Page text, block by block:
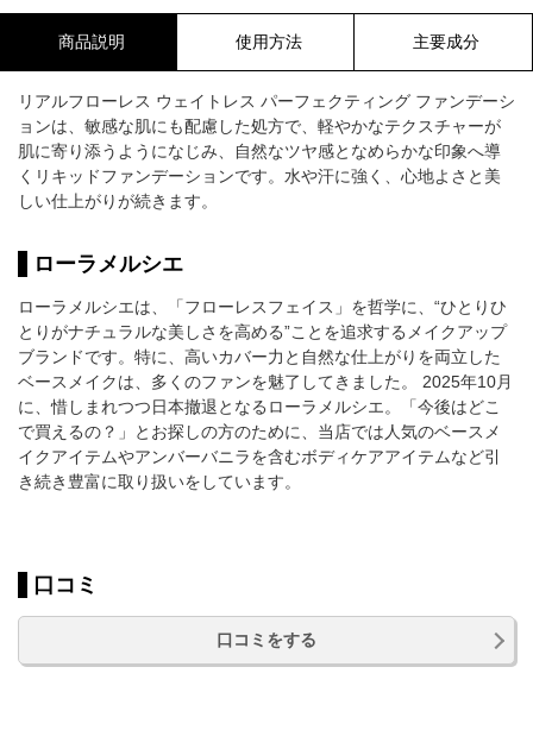
商品説明 使用方法 主要成分
リアルフローレス ウェイトレス パーフェクティング ファンデーシ
ョンは、敏感な肌にも配慮した処方で、軽やかなテクスチャーが
肌に寄り添うようになじみ、自然なツヤ感となめらかな印象へ導
くリキッドファンデーションです。水や汗に強く、心地よさと美
しい仕上がりが続きます。
ローラメルシエ
ローラメルシエは、「フローレスフェイス」を哲学に、“ひとりひ
とりがナチュラルな美しさを高める”ことを追求するメイクアップ
ブランドです。特に、高いカバー力と自然な仕上がりを両立した
ベースメイクは、多くのファンを魅了してきました。 2025年10月
に、惜しまれつつ日本撤退となるローラメルシエ。「今後はどこ
で買えるの？」とお探しの方のために、当店では人気のベースメ
イクアイテムやアンバーバニラを含むボディケアアイテムなど引
き続き豊富に取り扱いをしています。
口コミ
口コミをする